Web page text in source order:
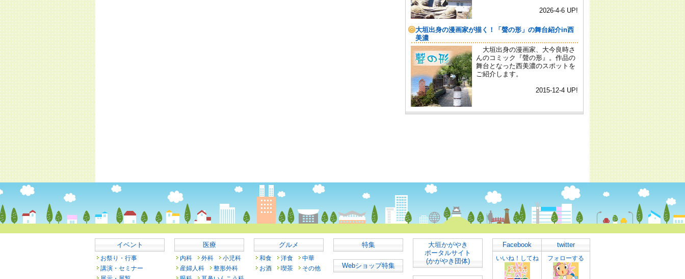
イベント
お祭り・行事
講演・セミナー
医療
内科 外科
小児科
産婦人科
整形外科
グルメ
和食 洋食
中華
お酒
喫茶 その他
特集
Webショップ特集
大垣かがやき
ポータルサイト
(かがやき団体)
Facebook
いいね！してね
twitter
フォローする